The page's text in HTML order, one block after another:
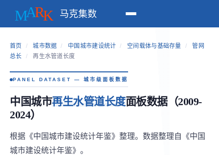
马克集数
首页 / 城市数据 / 中国城市建设统计 / 空间载体与基础存量 /
管网
总长
/ 再生水管道长度
PANEL DATASET — 城市级面板数据
中国城市再生水管道长度面板数据（2009-
2024）
根据《中国城市建设统计年鉴》整理。数据整理自《中国
城市建设统计年鉴》。